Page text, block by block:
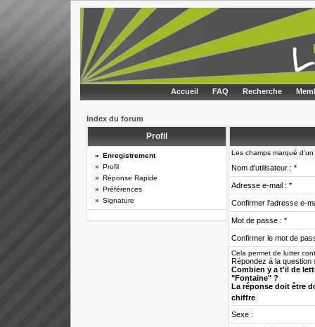
Accueil FAQ Recherche
Index du forum
Profil
» Enregistrement
» Profil
» Réponse Rapide
» Préférences
» Signature
Les champs marqué
Nom d'utilisateur : *
Adresse e-mail : *
Confirmer l'adresse e-
Mot de passe : *
Confirmer le mot de
Cela permet de lutter
Répondez à la question
Combien y a t'il de
"Fontaine" ?
La réponse doit être
chiffre
Sexe :